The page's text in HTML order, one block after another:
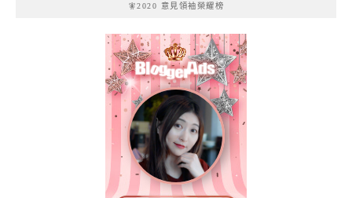
🧚2020 意見領袖榮耀榜